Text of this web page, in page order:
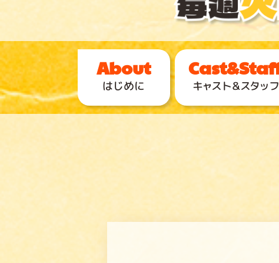
はじめに キャスト＆スタッフ